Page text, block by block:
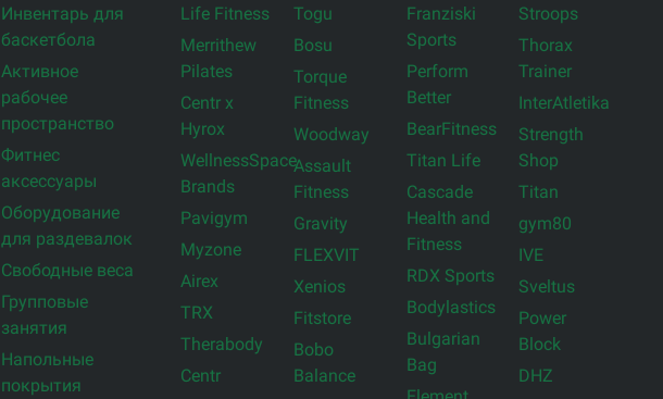
Инвентарь для
баскетбола
Активное
рабочее
пространство
Фитнес
аксессуары
Оборудование
для раздевалок
Свободные веса
Групповые
занятия
Напольные
покрытия
Life Fitness
Merrithew
Pilates
Centr x
Hyrox
WellnessSpace
Brands
Pavigym
Myzone
Airex
TRX
Therabody
Centr
Togu
Bosu
Torque
Fitness
Woodway
Assault
Fitness
Gravity
FLEXVIT
Xenios
Fitstore
Bobo
Balance
Franziski
Sports
Perform
Better
BearFitness
Titan Life
Cascade
Health and
Fitness
RDX Sports
Bodylastics
Bulgarian
Bag
Stroops
Thorax
Trainer
InterAtletika
Strength
Shop
Titan
gym80
IVE
Sveltus
Power
Block
DHZ